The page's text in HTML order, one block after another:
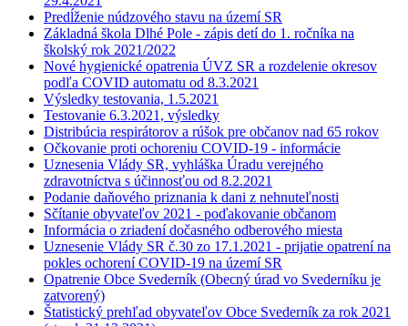
Predĺženie núdzového stavu na území SR
Základná škola Dlhé Pole - zápis detí do 1. ročníka na
školský rok 2021/2022
Nové hygienické opatrenia ÚVZ SR a rozdelenie okresov
podľa COVID automatu od 8.3.2021
Výsledky testovania, 1.5.2021
Testovanie 6.3.2021, výsledky
Distribúcia respirátorov a rúšok pre občanov nad 65 rokov
Očkovanie proti ochoreniu COVID-19 - informácie
Uznesenia Vlády SR, vyhláška Úradu verejného
zdravotníctva s účinnosťou od 8.2.2021
Podanie daňového priznania k dani z nehnuteľnosti
Sčítanie obyvateľov 2021 - poďakovanie občanom
Informácia o zriadení dočasného odberového miesta
Uznesenie Vlády SR č.30 zo 17.1.2021 - prijatie opatrení na
pokles ochorení COVID-19 na území SR
Opatrenie Obce Svederník (Obecný úrad vo Svederníku je
zatvorený)
Štatistický prehľad obyvateľov Obce Svederník za rok 2021